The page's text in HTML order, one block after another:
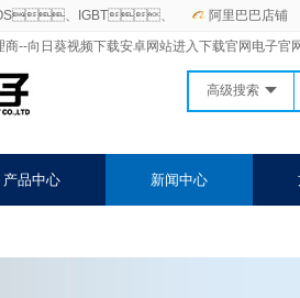
阿里巴巴店铺
MOS、IGBT、
理商--向日葵视频下载安卓网站进入下载官网电子官
高级搜索
产品中心 新闻中心